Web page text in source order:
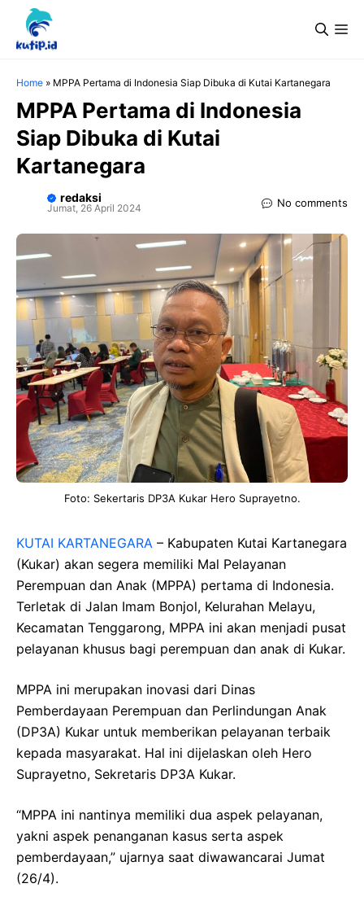
Langsung
Home » MPPA Pertama di Indonesia Siap Dibuka di Kutai Kartanegara
MPPA Pertama di Indonesia
Siap Dibuka di Kutai
Kartanegara
redaksi
Jumat, 26 April 2024 No comments
Foto: Sekertaris DP3A Kukar Hero Suprayetno.
KUTAI KARTANEGARA – Kabupaten Kutai Kartanegara
(Kukar) akan segera memiliki Mal Pelayanan
Perempuan dan Anak (MPPA) pertama di Indonesia.
Terletak di Jalan Imam Bonjol, Kelurahan Melayu,
Kecamatan Tenggarong, MPPA ini akan menjadi pusat
pelayanan khusus bagi perempuan dan anak di Kukar.
MPPA ini merupakan inovasi dari Dinas
Pemberdayaan Perempuan dan Perlindungan Anak
(DP3A) Kukar untuk memberikan pelayanan terbaik
kepada masyarakat. Hal ini dijelaskan oleh Hero
Suprayetno, Sekretaris DP3A Kukar.
“MPPA ini nantinya memiliki dua aspek pelayanan,
yakni aspek penanganan kasus serta aspek
pemberdayaan,” ujarnya saat diwawancarai Jumat
(26/4).